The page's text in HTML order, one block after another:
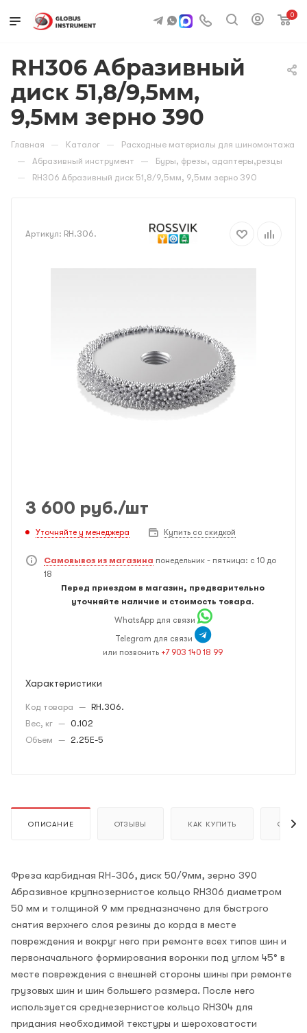
0
RH306 Абразивный
диск 51,8/9,5мм,
9,5мм зерно 390
Главная — Каталог — Расходные материалы для шиномонтажа
— Абразивный инструмент — Буры, фрезы, адаптеры,резцы
— RH306 Абразивный диск 51,8/9,5мм, 9,5мм зерно 390
Артикул: RH.306.
3 600 руб./шт
Уточняйте у менеджера Купить со скидкой
Самовывоз из магазина понедельник - пятница: с 10 до
18
Перед приездом в магазин, предварительно
уточняйте наличие и стоимость товара.
WhatsApp для связи
Telegram для связи
или позвонить +7 903 140 18 99
Характеристики
Код товара — RH.306.
Вес, кг — 0.102
Объем — 2.25E-5
ОПИСАНИЕ ОТЗЫВЫ КАК КУПИТЬ ОПЛАТА
Фреза карбидная RH-306, диск 50/9мм, зерно 390
Абразивное крупнозернистое кольцо RH306 диаметром
50 мм и толщиной 9 мм предназначено для быстрого
снятия верхнего слоя резины до корда в месте
повреждения и вокруг него при ремонте всех типов шин и
первоначального формирования воронки под углом 45° в
месте повреждения с внешней стороны шины при ремонте
грузовых шин и шин большего размера. После него
используется среднезернистое кольцо RH304 для
придания необходимой текстуры и шероховатости